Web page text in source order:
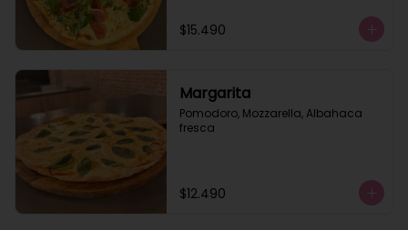
$15.490
Margarita
Pomodoro, Mozzarella, Albahaca
fresca
$12.490